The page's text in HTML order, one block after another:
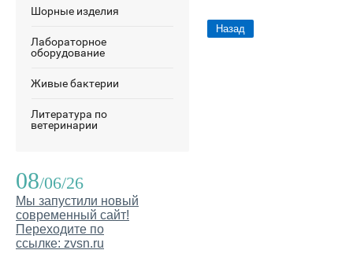
Шорные изделия
Лабораторное
оборудование
Живые бактерии
Литература по
ветеринарии
08/06/26
Мы запустили новый
современный сайт!
Переходите по
ссылке: zvsn.ru
Назад